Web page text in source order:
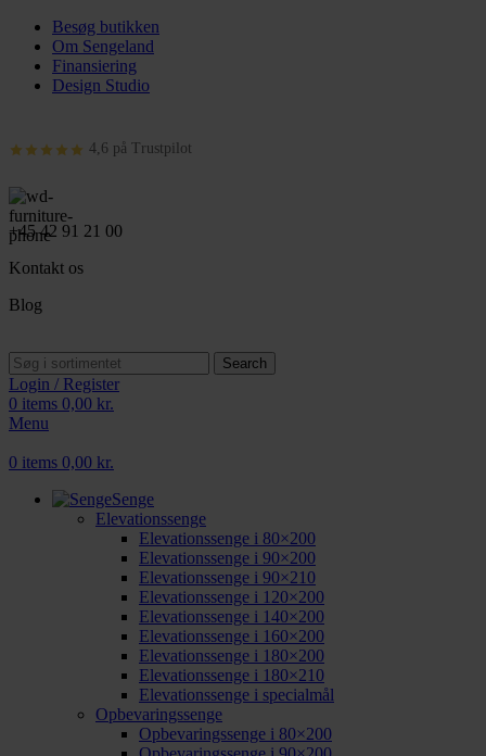
Besøg butikken
Om Sengeland
Finansiering
Design Studio
4,6 på Trustpilot
+45 42 91 21 00
Kontakt os
Blog
Search
Login / Register
0 items 0,00 kr.
Menu
0 items 0,00 kr.
Senge
Elevationssenge
Elevationssenge i 80×200
Elevationssenge i 90×200
Elevationssenge i 90×210
Elevationssenge i 120×200
Elevationssenge i 140×200
Elevationssenge i 160×200
Elevationssenge i 180×200
Elevationssenge i 180×210
Elevationssenge i specialmål
Opbevaringssenge
Opbevaringssenge i 80×200